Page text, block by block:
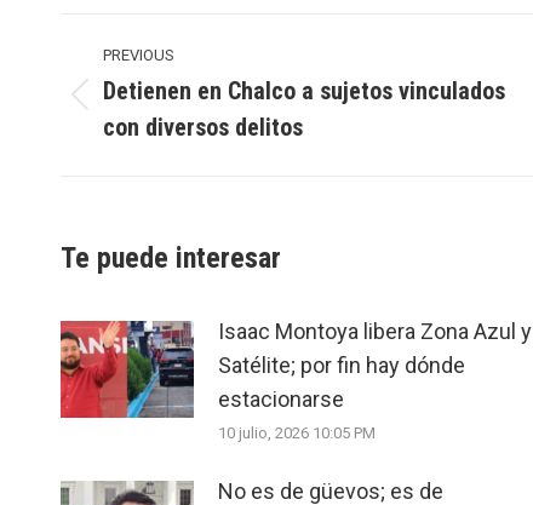
navigation
PREVIOUS
post:
Detienen en Chalco a sujetos vinculados
con diversos delitos
Te puede interesar
Isaac Montoya libera Zona Azul y
Satélite; por fin hay dónde
estacionarse
10 julio, 2026 10:05 PM
No es de güevos; es de